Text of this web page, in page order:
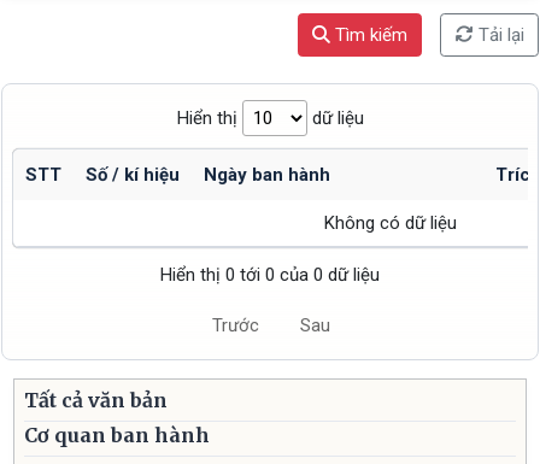
Tìm kiếm Tải lại
Hiển thị dữ liệu
STT Số / kí hiệu Ngày ban hành
Không có dữ liệu
Hiển thị 0 tới 0 của 0 dữ liệu
Trước Sau
Tất cả văn bản
Cơ quan ban hành